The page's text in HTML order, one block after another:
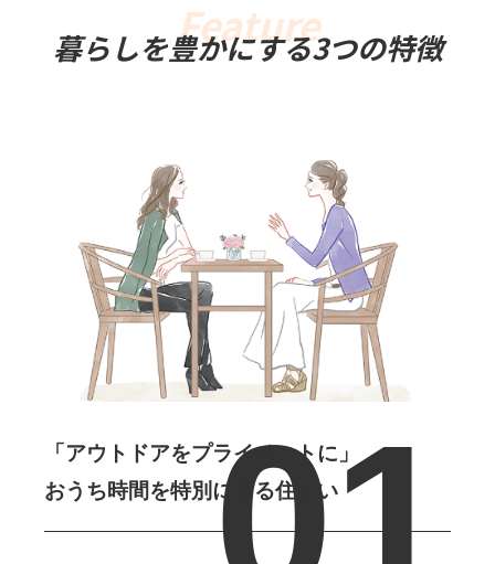
暮らしを豊かにする3つの特徴
「アウトドアをプライベートに」
おうち時間を特別にする住まい